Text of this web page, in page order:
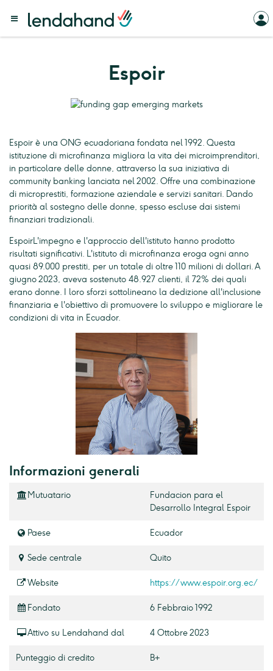
Espoir
Espoir è una ONG ecuadoriana fondata nel 1992. Questa
istituzione di microfinanza migliora la vita dei microimprenditori,
in particolare delle donne, attraverso la sua iniziativa di
community banking lanciata nel 2002. Offre una combinazione
di microprestiti, formazione aziendale e servizi sanitari. Dando
priorità al sostegno delle donne, spesso escluse dai sistemi
finanziari tradizionali.
EspoirL'impegno e l'approccio dell'istituto hanno prodotto
risultati significativi. L'istituto di microfinanza eroga ogni anno
quasi 89.000 prestiti, per un totale di oltre 110 milioni di dollari. A
giugno 2023, aveva sostenuto 48.927 clienti, il 72% dei quali
erano donne. I loro sforzi sottolineano la dedizione all'inclusione
finanziaria e l'obiettivo di promuovere lo sviluppo e migliorare le
condizioni di vita in Ecuador.
Informazioni generali
Mutuatario
Fundacion para el
Desarrollo Integral Espoir
Paese Ecuador
Sede centrale Quito
Website https://www.espoir.org.ec/
Fondato 6 Febbraio 1992
Attivo su Lendahand dal 4 Ottobre 2023
Punteggio di credito B+